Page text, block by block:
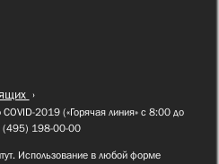
2019 («Горячая линия» с 8:00 до
(495) 198-00-00
Использование в любой форме